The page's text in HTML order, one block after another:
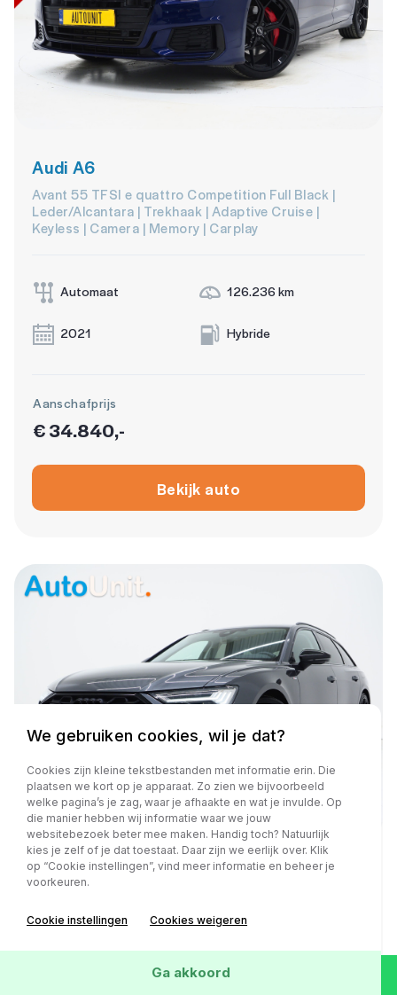
Audi A6
Avant 55 TFSI e quattro Competition Full Black |
Leder/Alcantara | Trekhaak | Adaptive Cruise |
Keyless | Camera | Memory | Carplay
Automaat 126.236 km
2021 Hybride
Aanschafprijs
€ 34.840,-
Bekijk auto
Audi A6
Sportstoelen | HUD | 360 | B&O Audio | Memory |
We gebruiken cookies, wil je dat?
Cookies zijn kleine tekstbestanden met informatie erin. Die
plaatsen we kort op je apparaat. Zo zien we bijvoorbeeld
welke pagina’s je zag, waar je afhaakte en wat je invulde. Op
die manier hebben wij informatie waar we jouw
websitebezoek beter mee maken. Handig toch? Natuurlijk
kies je zelf of je dat toestaat. Daar zijn we eerlijk over. Klik
op “Cookie instellingen”, vind meer informatie en beheer je
voorkeuren.
Cookie instellingen Cookies weigeren
Ga akkoord